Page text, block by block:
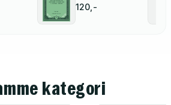
120,-
kategori